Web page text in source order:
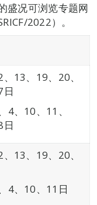
盛况可浏览专题网
2022）。
13、19、20、
4、10、11、
13、19、20、
4、10、11日